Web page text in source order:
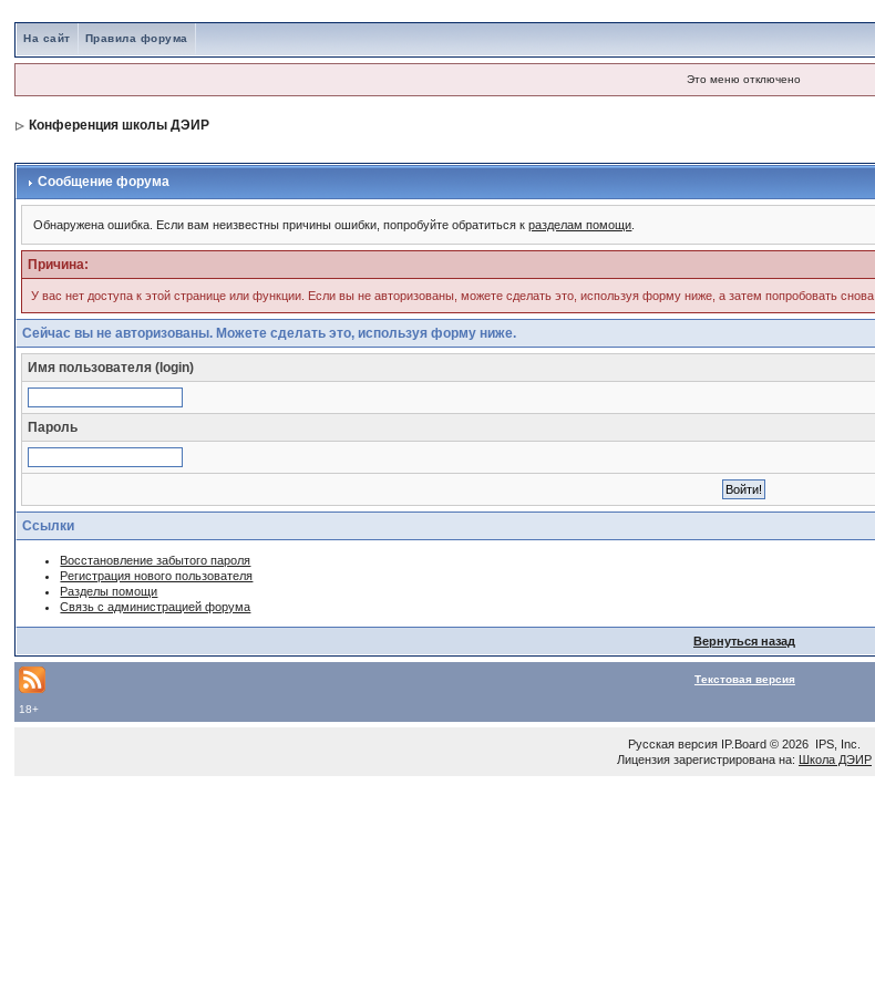
На сайт Правила форума
Это меню отключено
Конференция школы ДЭИР
Сообщение форума
Обнаружена ошибка. Если вам неизвестны причины ошибки, попробуйте обратиться кразделам помощи
Причина:
У вас нет доступа к этой странице или функции. Если вы не авторизованы, можете сделать это, используя форму ниже, а затем попробовать снова.
Сейчас вы не авторизованы. Можете сделать это, используя форму ниже.
Имя пользователя (login)
Пароль
Ссылки
Восстановление забытого пароля
Регистрация нового пользователя
Разделы помощи
Связь с администрацией форума
Вернуться назад
Текстовая версия
18+
Русская версия IP.Board© 2026 IPS, Inc
Лицензия зарегистрирована на: Школа ДЭИР